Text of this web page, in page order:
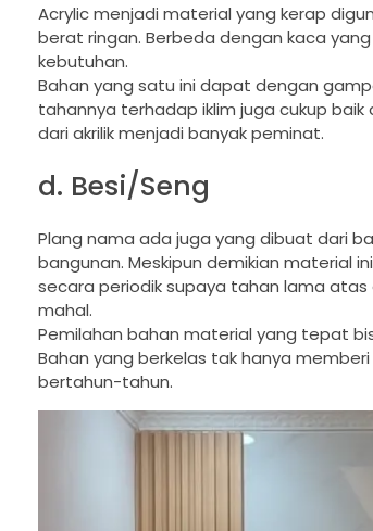
Acrylic menjadi material yang kerap
berat ringan. Berbeda dengan kaca
kebutuhan.
Bahan yang satu ini dapat dengan
tahannya terhadap iklim juga cukup
dari akrilik menjadi banyak peminat.
d. Besi/Seng
Plang nama ada juga yang dibuat dari
bangunan. Meskipun demikian material
secara periodik supaya tahan lama
mahal.
Pemilahan bahan material yang tepat
Bahan yang berkelas tak hanya
bertahun-tahun.